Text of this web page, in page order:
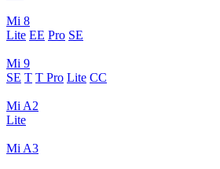
Mi 8
Lite EE Pro SE
Mi 9
SE T T Pro Lite CC
Mi A2
Lite
Mi A3